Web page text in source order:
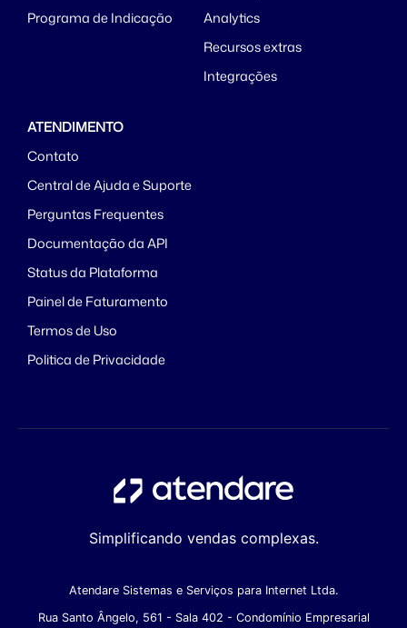
Programa de Indicação
Analytics
Recursos extras
Integrações
ATENDIMENTO
Contato
Central de Ajuda e Suporte
Perguntas Frequentes
Documentação da API
Status da Plataforma
Painel de Faturamento
Termos de Uso
Politica de Privacidade
Simplificando vendas complexas.
Atendare Sistemas e Serviços para Internet Ltda.
Rua Santo Ângelo, 561 - Sala 402 - Condomínio Empresarial